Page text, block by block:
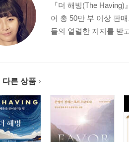
『더 해빙(The
어 총 50만 부 이상 판
들의 열렬한 지지를 받
다른 상품